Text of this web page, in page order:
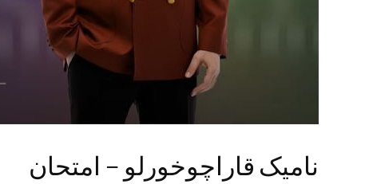
نامیک قاراچوخورلو – امتحان